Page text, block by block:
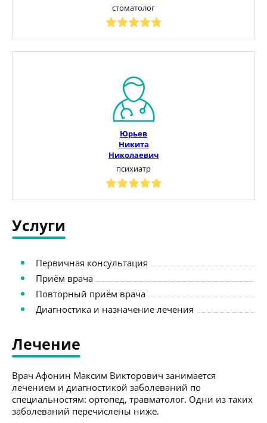
стоматолог
Юрьев
Никита
Николаевич
психиатр
Услуги
Первичная консультация
Приём врача
Повторный приём врача
Диагностика и назначение лечения
Лечение
Врач Афонин Максим Викторович занимается
лечением и диагностикой заболеваний по
специальностям: ортопед, травматолог. Одни из таких
заболеваний перечислены ниже.